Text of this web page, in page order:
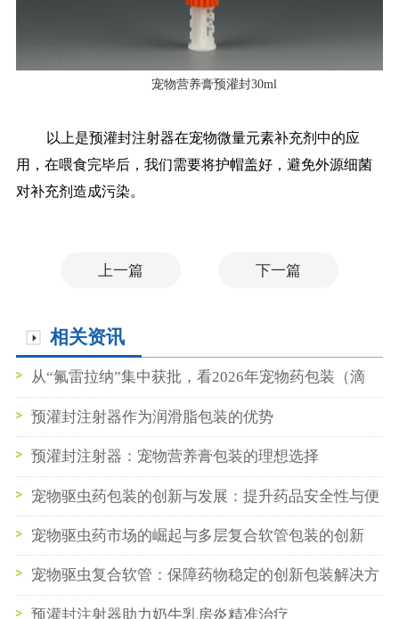
宠物营养膏预灌封30ml
以上是预灌封注射器在宠物微量元素补充剂中的应
用，在喂食完毕后，我们需要将护帽盖好，避免外源细菌
对补充剂造成污染。
上一篇 下一篇
相关资讯
从“氟雷拉纳”集中获批，看2026年宠物药包装（滴
管/注射器）的三大新需求
预灌封注射器作为润滑脂包装的优势
预灌封注射器：宠物营养膏包装的理想选择
宠物驱虫药包装的创新与发展：提升药品安全性与便
捷性
宠物驱虫药市场的崛起与多层复合软管包装的创新
宠物驱虫复合软管：保障药物稳定的创新包装解决方
案
预灌封注射器助力奶牛乳房炎精准治疗